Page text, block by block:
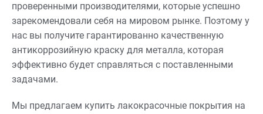
проверенными производителями, которые успешно
зарекомендовали себя на мировом рынке. Поэтому у
нас вы получите гарантированно качественную
антикоррозийную краску для металла, которая
эффективно будет справляться с поставленными
задачами.
Мы предлагаем купить лакокрасочные покрытия на